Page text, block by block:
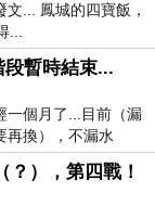
... 鳳城的四寶飯，
暫時結束...
一個月了...目前（漏
再換），不漏水
），第四戰！